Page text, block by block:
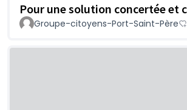
Pour une solution concertée et
Groupe-citoyens-Port-Saint-Père